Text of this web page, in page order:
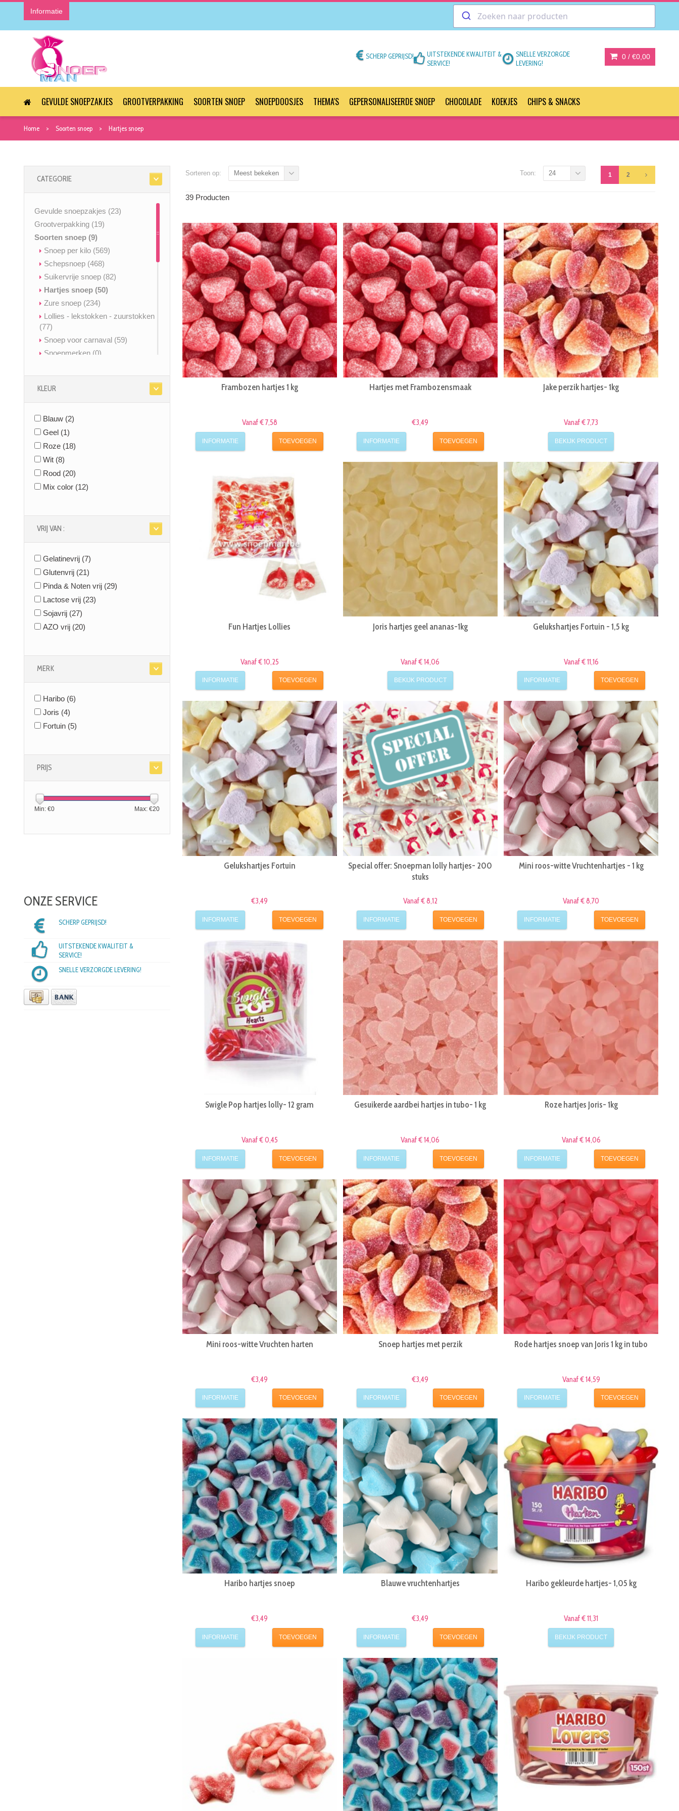
Informatie
SCHERP GEPRIJSD!
UITSTEKENDE KWALITEIT &
SERVICE!
SNELLE VERZORGDE
LEVERING!
0 / €0,00
GEVULDE SNOEPZAKJES GROOTVERPAKKING SOORTEN SNOEP SNOEPDOOSJES THEMA'S GEPERSONALISEERDE SNOEP CHOCOLADE KOEKJES CHIPS & SNACKS
Home Soorten snoep Hartjes snoep
CATEGORIE
Gevulde snoepzakjes (23)
Grootverpakking (19)
Soorten snoep (9)
Snoep per kilo (569)
Schepsnoep (468)
Suikervrije snoep (82)
Hartjes snoep (50)
Zure snoep (234)
Lollies - lekstokken - zuurstokken
(77)
Snoep voor carnaval (59)
Snoepmerken (0)
Nougat
Kauwgom(34)
Snoep zonder gelatine
Geboortesnoep
Glutenvrij & vrij van allergenen
(754)
Snoepsilo - snoeprollen
Thema's
Chocolade(102)
Koekjes(2)
Chips & Snacks(262)
KLEUR
Blauw (2)
Geel (1)
Roze (18)
Wit (8)
Rood (20)
Mix color (12)
VRIJ VAN :
Gelatinevrij (7)
Glutenvrij (21)
Pinda & Noten vrij (29)
Lactose vrij (23)
Sojavrij (27)
AZO vrij (20)
MERK
Haribo (6)
Joris (4)
Fortuin (5)
PRIJS
Min: €0 Max: €20
ONZE SERVICE
SCHERP GEPRIJSD!
UITSTEKENDE KWALITEIT &
SERVICE!
SNELLE VERZORGDE LEVERING!
Sorteren op: Meest bekeken 1 2
Toon: 24
39 Producten
Frambozen hartjes 1 kg
Vanaf € 7,58
INFORMATIE TOEVOEGEN
Hartjes met Frambozensmaak
€3,49
INFORMATIE TOEVOEGEN
Jake perzik hartjes- 1kg
Vanaf € 7,73
BEKIJK PRODUCT
Fun Hartjes Lollies
Vanaf € 10,25
INFORMATIE TOEVOEGEN
Joris hartjes geel ananas-1kg
Vanaf € 14,06
BEKIJK PRODUCT
Gelukshartjes Fortuin - 1,5 kg
Vanaf € 11,16
INFORMATIE TOEVOEGEN
Gelukshartjes Fortuin
€3,49
INFORMATIE TOEVOEGEN
Special offer: Snoepman lolly hartjes- 200
stuks
Vanaf € 8,12
INFORMATIE TOEVOEGEN
Mini roos-witte Vruchtenhartjes - 1 kg
Vanaf € 8,70
INFORMATIE TOEVOEGEN
Swigle Pop hartjes lolly- 12 gram
Vanaf € 0,45
INFORMATIE TOEVOEGEN
Gesuikerde aardbei hartjes in tubo- 1 kg
Vanaf € 14,06
INFORMATIE TOEVOEGEN
Roze hartjes Joris- 1kg
Vanaf € 14,06
INFORMATIE TOEVOEGEN
Mini roos-witte Vruchten harten
€3,49
INFORMATIE TOEVOEGEN
Snoep hartjes met perzik
€3,49
INFORMATIE TOEVOEGEN
Rode hartjes snoep van Joris 1 kg in tubo
Vanaf € 14,59
INFORMATIE TOEVOEGEN
Haribo hartjes snoep
€3,49
INFORMATIE TOEVOEGEN
Blauwe vruchtenhartjes
€3,49
INFORMATIE TOEVOEGEN
Haribo gekleurde hartjes- 1,05 kg
Vanaf € 11,31
BEKIJK PRODUCT